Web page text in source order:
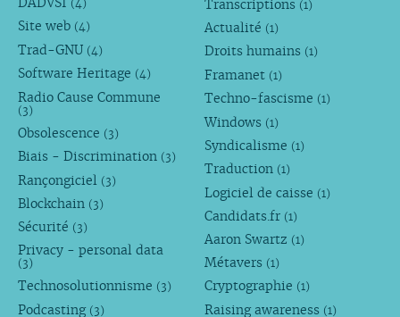
(4)
Site web (4)
Trad-GNU (4)
Software Heritage (4)
Radio Cause Commune
(3)
Obsolescence (3)
Biais - Discrimination (3)
Rançongiciel (3)
Blockchain (3)
Sécurité (3)
Privacy - personal data
(3)
Technosolutionnisme (3)
Podcasting (3)
Transcriptions (1)
Actualité (1)
Droits humains (1)
Framanet (1)
Techno-fascisme (1)
Windows (1)
Syndicalisme (1)
Traduction (1)
Logiciel de caisse (1)
Candidats.fr (1)
Aaron Swartz (1)
Métavers (1)
Cryptographie (1)
Raising awareness (1)